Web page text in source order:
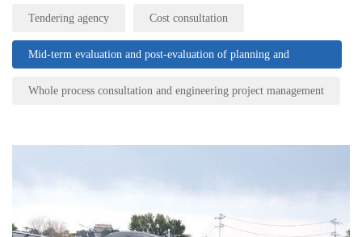
Tendering agency Cost consultation
Mid-term evaluation and post-evaluation of planning and
Whole process consultation and engineering project management